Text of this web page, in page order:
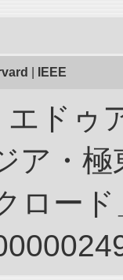
IEEE
ドゥ
ア・
ロー